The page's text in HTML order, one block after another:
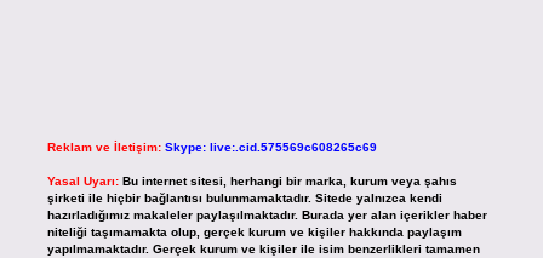
Reklam ve İletişim: Skype: live:.cid.575569c608265c69
Yasal Uyarı: Bu internet sitesi, herhangi bir marka, kurum veya şahıs
şirketi ile hiçbir bağlantısı bulunmamaktadır. Sitede yalnızca kendi
hazırladığımız makaleler paylaşılmaktadır. Burada yer alan içerikler haber
niteliği taşımamakta olup, gerçek kurum ve kişiler hakkında paylaşım
yapılmamaktadır. Gerçek kurum ve kişiler ile isim benzerlikleri tamamen